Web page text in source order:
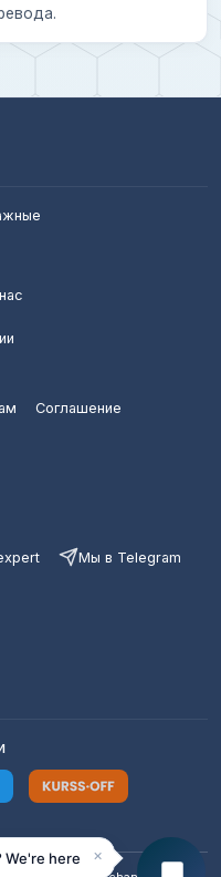
Соглашение
Мы в Telegram
We're here ×